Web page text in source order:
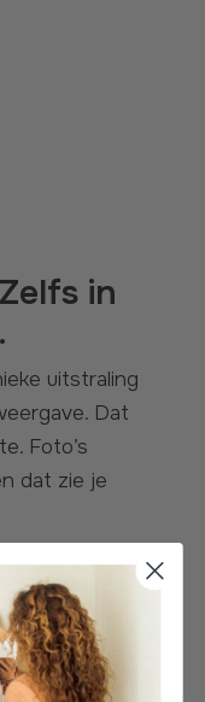
in
uitstraling
Dat
Foto’s
dat zie je